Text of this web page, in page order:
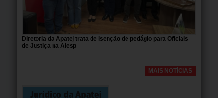
Diretoria da Apatej trata de isenção de pedágio para Oficiais
de Justiça na Alesp
MAIS NOTÍCIAS